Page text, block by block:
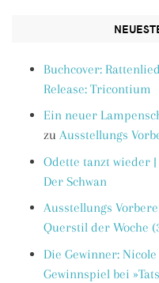
Buchcover:
Release: Tricontium
Ein neuer
zu Ausstellungs
Odette tanzt wieder
Der Schwan
Ausstellungs
Querstil der Woche
Die Gewinner:
Gewinnspiel bei